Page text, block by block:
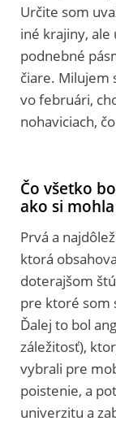
Určite som
iné krajiny,
podnebné
čiare. Milujem
vo februári,
nohaviciach,
Čo všetko
ako si
Prvá a
ktorá
doterajšom
pre ktoré som
Ďalej to bol
záležitosť),
vybrali pre
poistenie, a
univerzitu a